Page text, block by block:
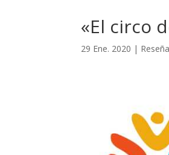
«El circo
29 Ene. 2020 | Reseña